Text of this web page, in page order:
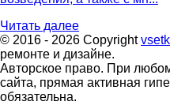
Читать далее
© 2016 - 2026 Copyright
ремонте и дизайне.
Авторское право. При
сайта, прямая активная
обязательна.